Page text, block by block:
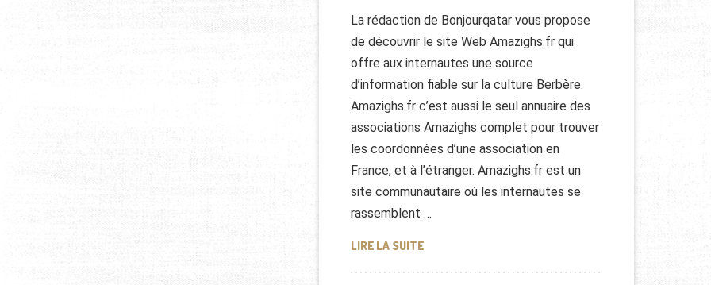
La rédaction de Bonjourqatar vous propose
de découvrir le site Web Amazighs.fr qui
offre aux internautes une source
d’information fiable sur la culture Berbère.
Amazighs.fr c’est aussi le seul annuaire des
associations Amazighs complet pour trouver
les coordonnées d’une association en
France, et à l’étranger. Amazighs.fr est un
site communautaire où les internautes se
rassemblent …
LIRE LA SUITEAMAZIGHS.FR: SITE WEB POUR LES BERBÈRES